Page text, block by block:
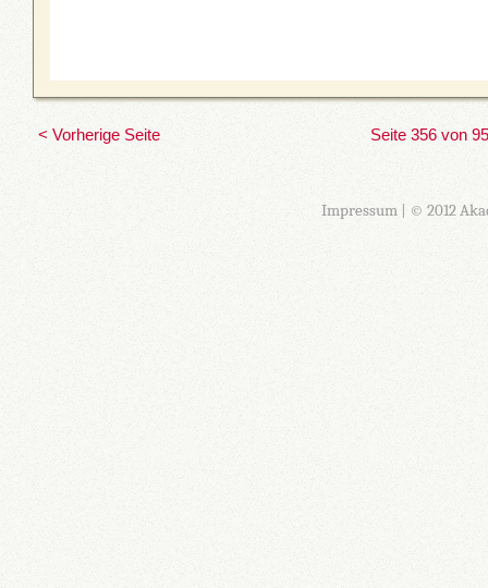
< Vorherige Seite Seite 356 von
Impressum| © 2012